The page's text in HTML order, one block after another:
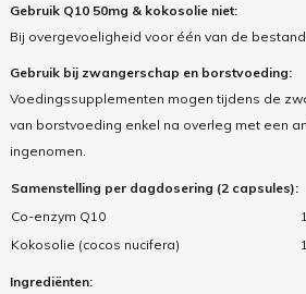
Gebruik Q10 50mg & kokosolie niet:
Bij overgevoeligheid voor één van de
Gebruik bij zwangerschap en borstvoeding:
Voedingssupplementen mogen tijdens de
van borstvoeding enkel na overleg met een
ingenomen.
Samenstelling per dagdosering (2 capsules):
Co-enzym Q10
Kokosolie (cocos nucifera)
Ingrediënten: